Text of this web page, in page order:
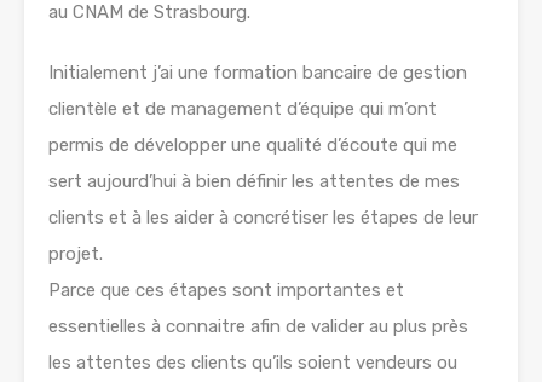
au CNAM de Strasbourg.
Initialement j’ai une formation bancaire de gestion
clientèle et de management d’équipe qui m’ont
permis de développer une qualité d’écoute qui me
sert aujourd’hui à bien définir les attentes de mes
clients et à les aider à concrétiser les étapes de leur
projet.
Parce que ces étapes sont importantes et
essentielles à connaitre afin de valider au plus près
les attentes des clients qu’ils soient vendeurs ou